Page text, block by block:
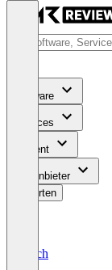
Software
Services
Content
Für Anbieter
Bewerten
Deutsch